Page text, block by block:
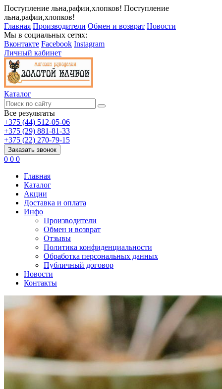
Поступление льна,рафии,хлопков! Поступление
льна,рафии,хлопков!
Главная Производители Обмен и возврат Новости
Мы в социальных сетях:
Вконтакте Facebook Instagram
Личный кабинет
Каталог
Все результаты
+375 (44) 512-05-06
+375 (29) 881-81-33
+375 (22) 270-79-15
Заказать звонок
0 0 0
Главная
Каталог
Акции
Доставка и оплата
Инфо
Производители
Обмен и возврат
Отзывы
Политика конфиденциальности
Обработка персональных данных
Публичный договор
Новости
Контакты